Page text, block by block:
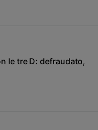
le tre D: defraudato,